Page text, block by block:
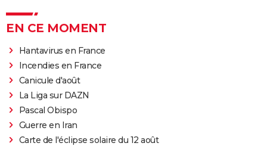
EN CE MOMENT
Hantavirus en France
Incendies en France
Canicule d'août
La Liga sur DAZN
Pascal Obispo
Guerre en Iran
Carte de l'éclipse solaire du 12 août